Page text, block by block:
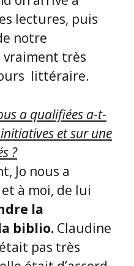
littéraire.
a qualifiées a-t-
et sur une
Jo nous a
à moi, de lui
la
biblio.Claudine
pas très
était d’accord
. Et nous voilà
objectifs !
départ car Jo